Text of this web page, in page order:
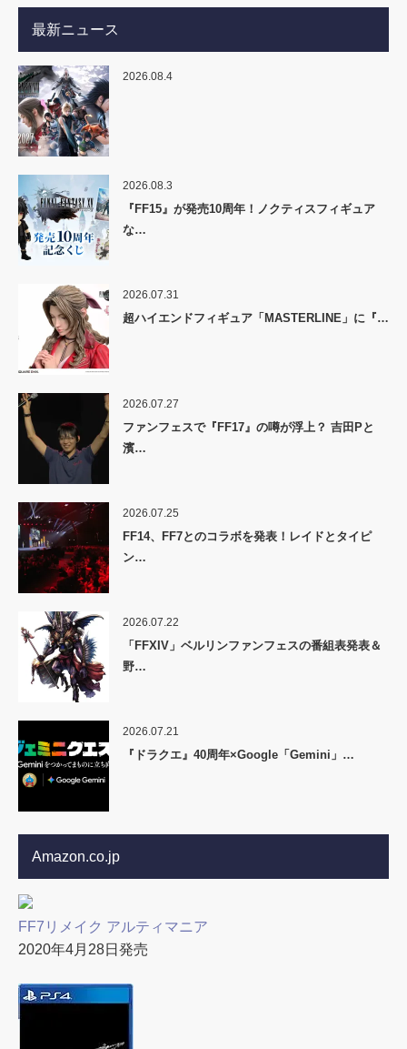
最新ニュース
2026.08.4
2026.08.3
『FF15』が発売10周年！ノクティスフィギュア
な…
2026.07.31
超ハイエンドフィギュア「MASTERLINE」に『…
2026.07.27
ファンフェスで『FF17』の噂が浮上？ 吉田Pと
濱…
2026.07.25
FF14、FF7とのコラボを発表！レイドとタイピ
ン…
2026.07.22
「FFXIV」ベルリンファンフェスの番組表発表＆
野…
2026.07.21
『ドラクエ』40周年×Google「Gemini」…
Amazon.co.jp
FF7リメイク アルティマニア
2020年4月28日発売